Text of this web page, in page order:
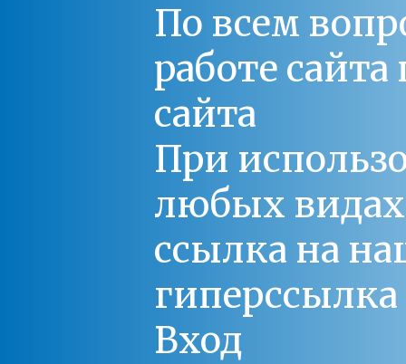
По всем
работе
сайта
При
любых
ссылка на
Вход